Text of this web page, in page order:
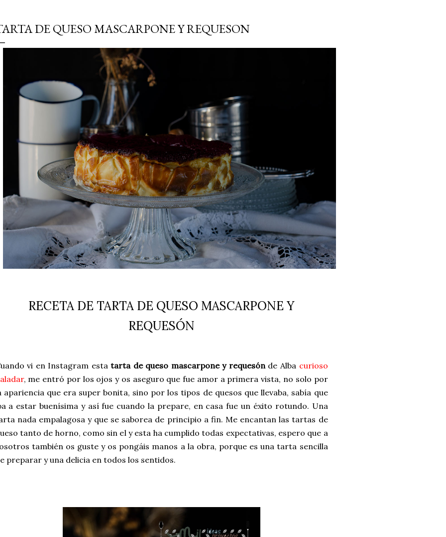
tradicionales y copiosos de invierno. Con esta receta
ingrediente tan humilde como la alubia de La Bañeza
en un snack ligero, dorado, cargado de proteína y
100% natural. Es el sustituto perfecto a los frutos se...
DE QUESO MASCARPONE Y REQUESON
RECETA DE TARTA DE QUESO MASCARPONE Y
REQUESÓN
vi en Instagram estatarta de queso mascarpone y requesónde Alba curioso
, me entró por los ojos y os aseguro que fue amor a primera vista, no solo por
apariencia que era super bonita, sino por los tipos de quesos que llevaba, sabía que
a estar buenísima y así fue cuando la prepare, en casa fue un éxito rotundo. Una
nada empalagosa y que se saborea de principio a fin. Me encantan las tartas de
tanto de horno, como sin el y esta ha cumplido todas expectativas, espero que a
también os guste y os pongáis manos a la obra, porque es una tarta sencilla
preparar y una delicia en todos los sentidos.